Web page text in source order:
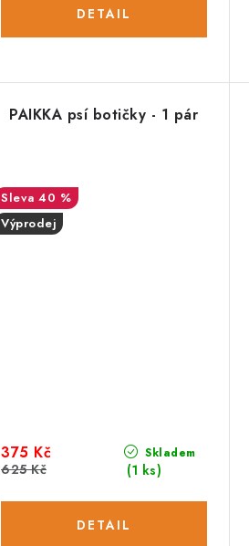
PAIKKA psí botičky - 1 pár
40 %
Výprodej
Skladem
(1 ks)
375 Kč
625 Kč